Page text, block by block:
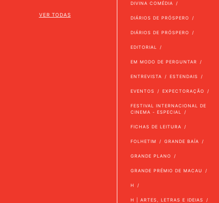
VER TODAS
DIVINA COMÉDIA
DIÁRIOS DE PRÓSPERO
DIÁRIOS DE PRÓSPERO
EDITORIAL
EM MODO DE PERGUNTAR
ENTREVISTA ESTENDAIS
EVENTOS EXPECTORAÇÃO
FESTIVAL INTERNACIONAL DE
CINEMA - ESPECIAL
FICHAS DE LEITURA
FOLHETIM GRANDE BAÍA
GRANDE PLANO
GRANDE PRÉMIO DE MACAU
H
H | ARTES, LETRAS E IDEIAS